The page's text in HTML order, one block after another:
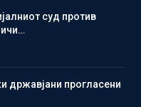
суд против
државјани прогласени